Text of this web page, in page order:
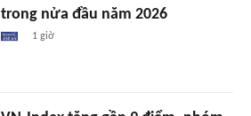
trong nửa đầu năm 2026
1 giờ